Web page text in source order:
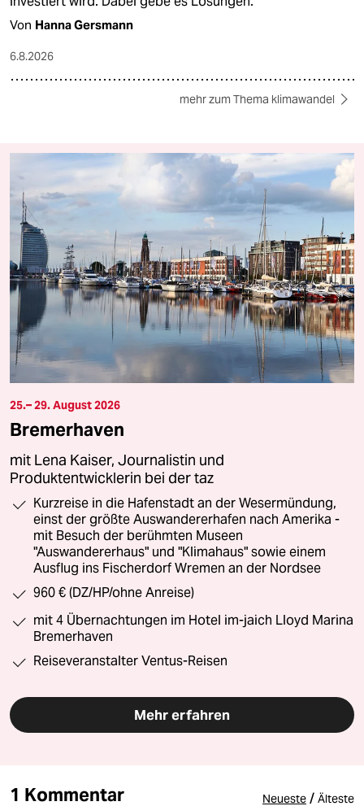
Von Hanna Gersmann
6.8.2026
mehr zum Thema klimawandel
25.– 29. August 2026
Bremerhaven
mit Lena Kaiser, Journalistin und
Produktentwicklerin bei der taz
Kurzreise in die Hafenstadt an der Wesermündung,
einst der größte Auswandererhafen nach Amerika -
mit Besuch der berühmten Museen
"Auswandererhaus" und "Klimahaus" sowie einem
Ausflug ins Fischerdorf Wremen an der Nordsee
960 € (DZ/HP/ohne Anreise)
mit 4 Übernachtungen im Hotel im-jaich Lloyd Marina
Bremerhaven
Reiseveranstalter Ventus-Reisen
Mehr erfahren
1 Kommentar Neueste / Älteste